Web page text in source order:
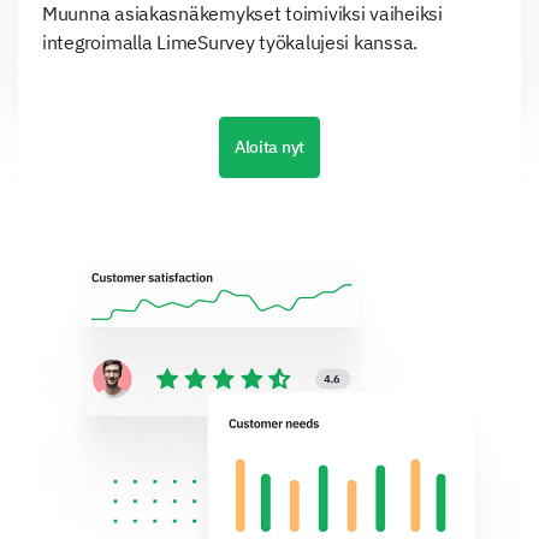
Muunna asiakasnäkemykset toimiviksi vaiheiksi
integroimalla LimeSurvey työkalujesi kanssa.
Aloita nyt